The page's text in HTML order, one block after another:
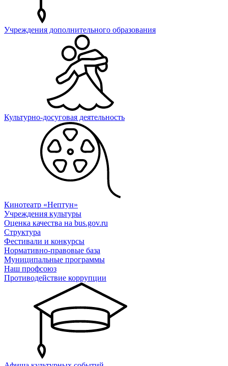
Учреждения дополнительного образования
Культурно-досуговая деятельность
Кинотеатр «Нептун»
Учреждения культуры
Оценка качества на bus.gov.ru
Структура
Фестивали и конкурсы
Нормативно-правовые база
Муниципальные программы
Наш профсоюз
Противодействие коррупции